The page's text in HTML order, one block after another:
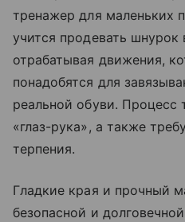
тренажер для маленьких
учится продевать шнурок
отрабатывая движения,
понадобятся для
реальной обуви. Процесс
«глаз-рука», а также
терпения.
Гладкие края и прочный
безопасной и